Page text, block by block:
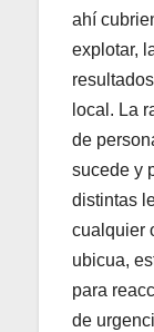
ahí
explotar,
local. La
de
sucede y
distintas
cualquier
ubicua,
para
de